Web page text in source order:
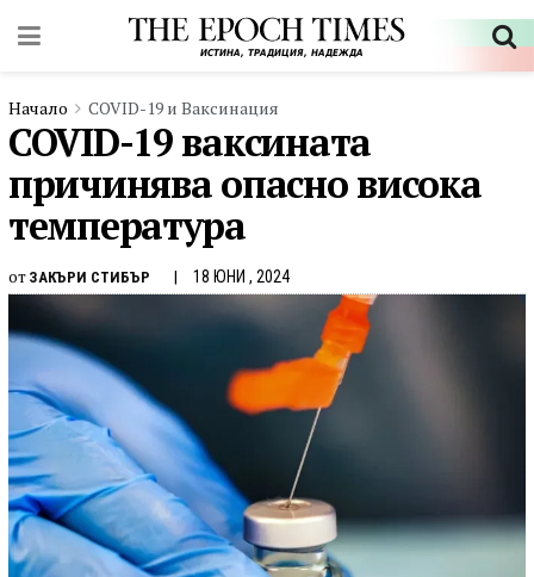
Начало COVID-19 и Ваксинация
COVID-19 ваксината
причинява опасно висока
температура
от ЗАКЪРИ СТИБЪР 18 ЮНИ , 2024